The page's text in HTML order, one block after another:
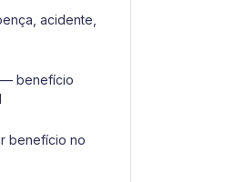
acidente,
— benefício
benefício no